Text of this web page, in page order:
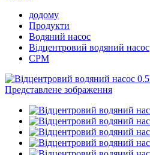
додому
Продукти
Водяний насос
Відцентровий водяний насос
CPM